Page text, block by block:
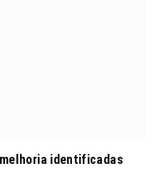
identificadas